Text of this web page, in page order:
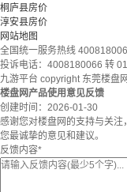
桐庐县房价
淳安县房价
网站地图
全国统一服务热线
投诉电话：4008180066 转
九游平台 copyright 东莞楼盘
楼盘网产品使用意见反馈
创建时间： 2026-01-30
感谢您对楼盘网的支持与关
您最诚挚的意见和建议。
反馈内容*